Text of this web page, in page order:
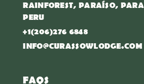
RAINFOREST, PARAÍSO,
PERU
+1(206)276 6848
INFO@CURASSOWLODGE.COM
FAQS